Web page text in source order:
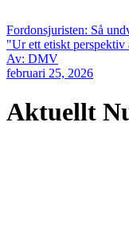
Fordonsjuristen: Så
"Ur ett etiskt perspektiv
Av: DMV
februari 25, 2026
Aktuellt